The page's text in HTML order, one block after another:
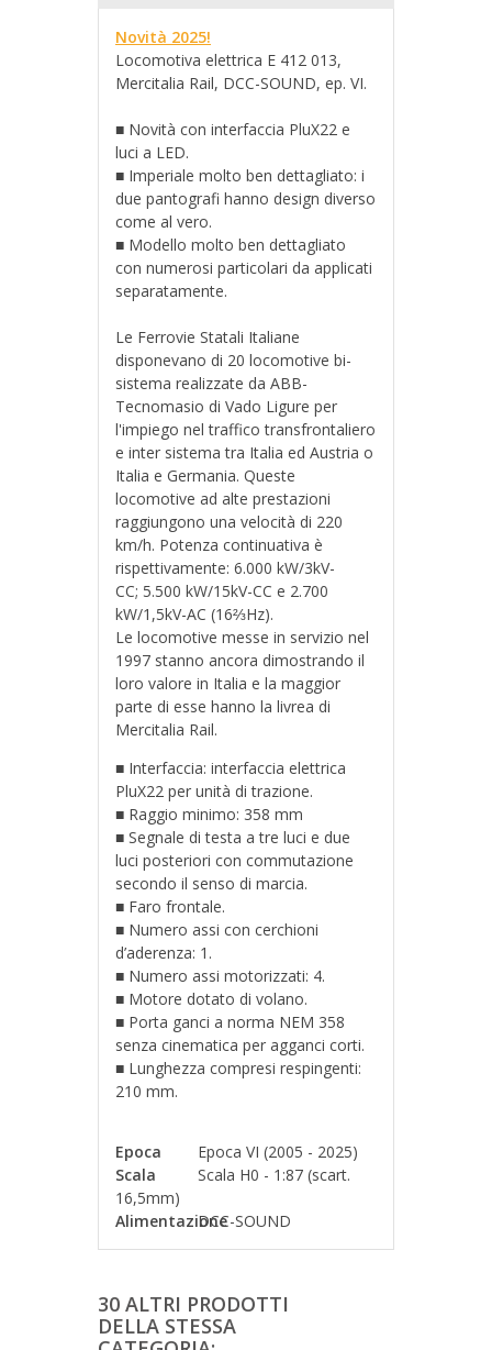
Novità 2025!
Locomotiva elettrica E 412 013,
Mercitalia Rail, DCC-SOUND, ep. VI.
■ Novità con interfaccia PluX22 e
luci a LED.
■ Imperiale molto ben dettagliato: i
due pantografi hanno design diverso
come al vero.
■ Modello molto ben dettagliato
con numerosi particolari da applicati
separatamente.
Le Ferrovie Statali Italiane
disponevano di 20 locomotive bi-
sistema realizzate da ABB-
Tecnomasio di Vado Ligure per
l'impiego nel traffico transfrontaliero
e inter sistema tra Italia ed Austria o
Italia e Germania. Queste
locomotive ad alte prestazioni
raggiungono una velocità di 220
km/h. Potenza continuativa è
rispettivamente: 6.000 kW/3kV-
CC; 5.500 kW/15kV-CC e 2.700
kW/1,5kV-AC (16⅔Hz).
Le locomotive messe in servizio nel
1997 stanno ancora dimostrando il
loro valore in Italia e la maggior
parte di esse hanno la livrea di
Mercitalia Rail.
■ Interfaccia: interfaccia elettrica
PluX22 per unità di trazione.
■ Raggio minimo: 358 mm
■ Segnale di testa a tre luci e due
luci posteriori con commutazione
secondo il senso di marcia.
■ Faro frontale.
■ Numero assi con cerchioni
d’aderenza: 1.
■ Numero assi motorizzati: 4.
■ Motore dotato di volano.
■ Porta ganci a norma NEM 358
senza cinematica per agganci corti.
■ Lunghezza compresi respingenti:
210 mm.
Epoca
Epoca VI (2005 - 2025)
Scala
Scala H0 - 1:87 (scart.
16,5mm)
AlimentazioneDCC-SOUND
30 ALTRI PRODOTTI
DELLA STESSA